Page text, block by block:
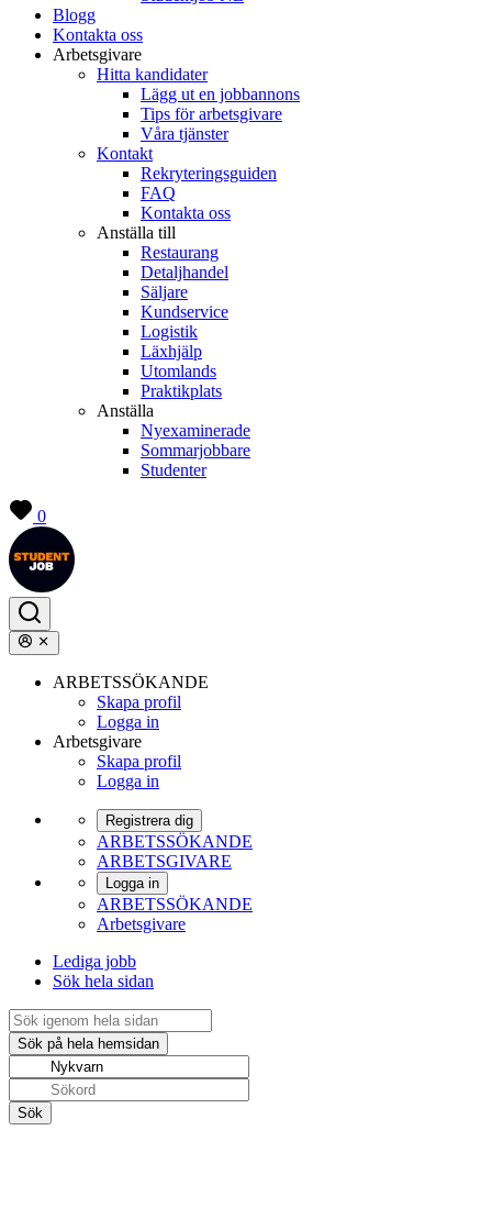
Blogg
Kontakta oss
Arbetsgivare
Hitta kandidater
Lägg ut en jobbannons
Tips för arbetsgivare
Våra tjänster
Kontakt
Rekryteringsguiden
FAQ
Kontakta oss
Anställa till
Restaurang
Detaljhandel
Säljare
Kundservice
Logistik
Läxhjälp
Utomlands
Praktikplats
Anställa
Nyexaminerade
Sommarjobbare
Studenter
0
ARBETSSÖKANDE
Skapa profil
Logga in
Arbetsgivare
Skapa profil
Logga in
Registrera dig
ARBETSSÖKANDE
ARBETSGIVARE
Logga in
ARBETSSÖKANDE
Arbetsgivare
Lediga jobb
Sök hela sidan